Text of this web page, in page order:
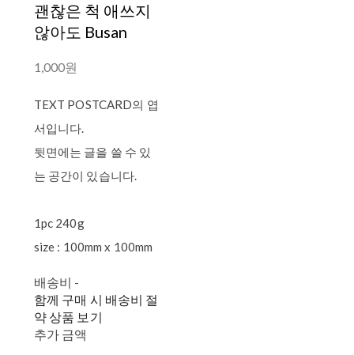
괜찮은 척 애쓰지
않아도 Busan
1,000원
TEXT POSTCARD의 엽
서입니다.
뒷면에는 글을 쓸 수 있
는 공간이 있습니다.
1pc 240g
size : 100mm x 100mm
배송비 -
함께 구매 시 배송비 절
약 상품 보기
추가 금액